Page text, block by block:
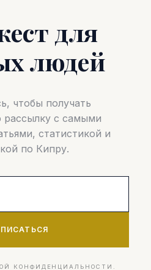
для
людей
чтобы получать
с самыми
статистикой и
по Кипру.
КОНФИДЕНЦИАЛЬНОСТИ.